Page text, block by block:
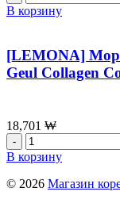
180шт
товара
Kopдицeпc
Chung
Hacho
Gold
Hacho
100g*2
В корзину
[LEMONA]
Geul Collagen
18,701 ₩
Количество
товара
[LEMONA]
Морской
В корзину
© 2026 Магазин